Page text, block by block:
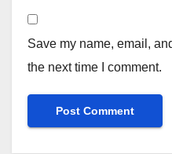
Save my name, email,
the next time I comment.